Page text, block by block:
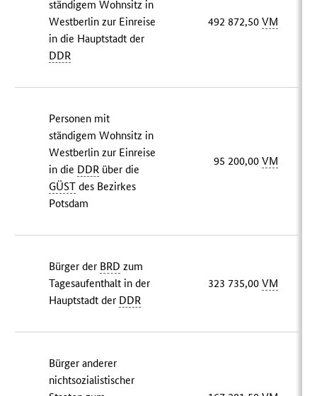
ständigem Wohnsitz in
Westberlin zur Einreise
in die Hauptstadt der
DDR
492 872,50VM
Personen mit
ständigem Wohnsitz in
Westberlin zur Einreise
in die DDR über die
GÜST des Bezirkes
Potsdam
95 200,00VM
Bürger der BRD zum
Tagesaufenthalt in der
Hauptstadt der DDR
323 735,00VM
Bürger anderer
nichtsozialistischer